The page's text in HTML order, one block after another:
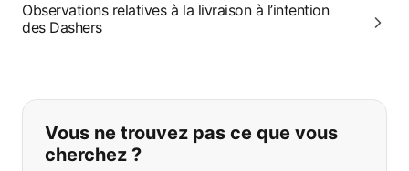
Observations relatives à la livraison à l’intention
des Dashers
Si vous ne trouvez pas ce que vous
Vous ne trouvez pas ce que vous
cherchez ?